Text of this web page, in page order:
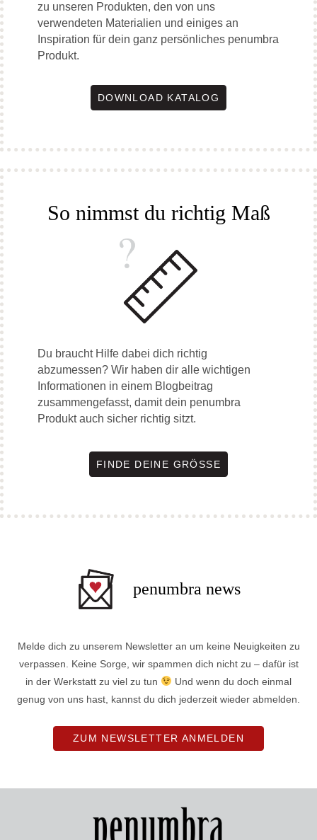
zu unseren Produkten, den von uns
verwendeten Materialien und einiges an
Inspiration für dein ganz persönliches penumbra
Produkt.
DOWNLOAD KATALOG
So nimmst du richtig Maß
Du braucht Hilfe dabei dich richtig
abzumessen? Wir haben dir alle wichtigen
Informationen in einem Blogbeitrag
zusammengefasst, damit dein penumbra
Produkt auch sicher richtig sitzt.
FINDE DEINE GRÖSSE
penumbra news
Melde dich zu unserem Newsletter an um keine Neuigkeiten zu
verpassen. Keine Sorge, wir spammen dich nicht zu – dafür ist
in der Werkstatt zu viel zu tun
Und wenn du doch einmal
genug von uns hast, kannst du dich jederzeit wieder abmelden.
ZUM NEWSLETTER ANMELDEN